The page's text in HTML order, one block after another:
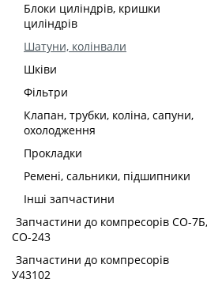
Блоки циліндрів, кришки
циліндрів
Шатуни, колінвали
Шківи
Фільтри
Клапан, трубки, коліна, сапуни,
охолодження
Прокладки
Ремені, сальники, підшипники
Інші запчастини
Запчастини до компресорів СО-7Б,
СО-243
Запчастини до компресорів
У43102